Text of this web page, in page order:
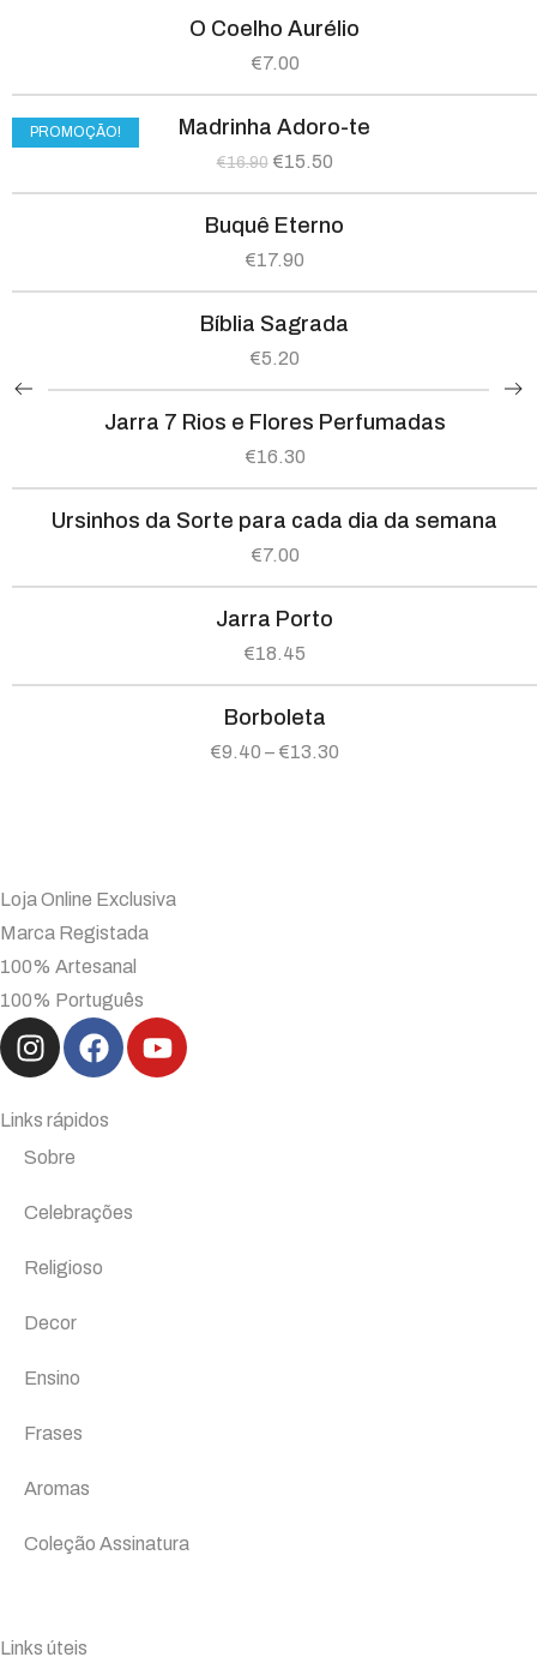
O Coelho Aurélio
€7.00
PROMOÇÃO! Madrinha Adoro-te
€16.90 €15.50
Buquê Eterno
€17.90
Bíblia Sagrada
€5.20
Jarra 7 Rios e Flores Perfumadas
€16.30
Ursinhos da Sorte para cada dia da semana
€7.00
Jarra Porto
€18.45
Borboleta
€9.40 – €13.30
Loja Online Exclusiva
Marca Registada
100% Artesanal
100% Português
Links rápidos
Sobre
Celebrações
Religioso
Decor
Ensino
Frases
Aromas
Coleção Assinatura
Links úteis